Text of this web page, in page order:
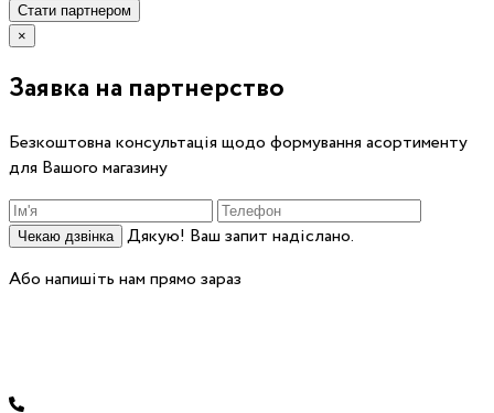
Стати партнером
×
Заявка на партнерство
Безкоштовна консультація щодо формування асортименту
для Вашого магазину
Чекаю дзвінка
Дякую! Ваш запит надіслано.
Або напишіть нам прямо зараз